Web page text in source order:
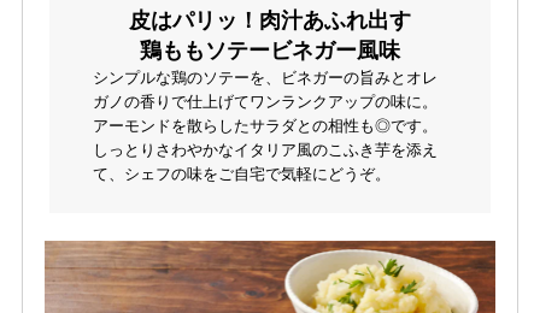
皮はパリッ！肉汁あふれ出す
鶏ももソテービネガー風味
シンプルな鶏のソテーを、ビネガーの旨みとオレ
ガノの香りで仕上げてワンランクアップの味に。
アーモンドを散らしたサラダとの相性も◎です。
しっとりさわやかなイタリア風のこふき芋を添え
て、シェフの味をご自宅で気軽にどうぞ。